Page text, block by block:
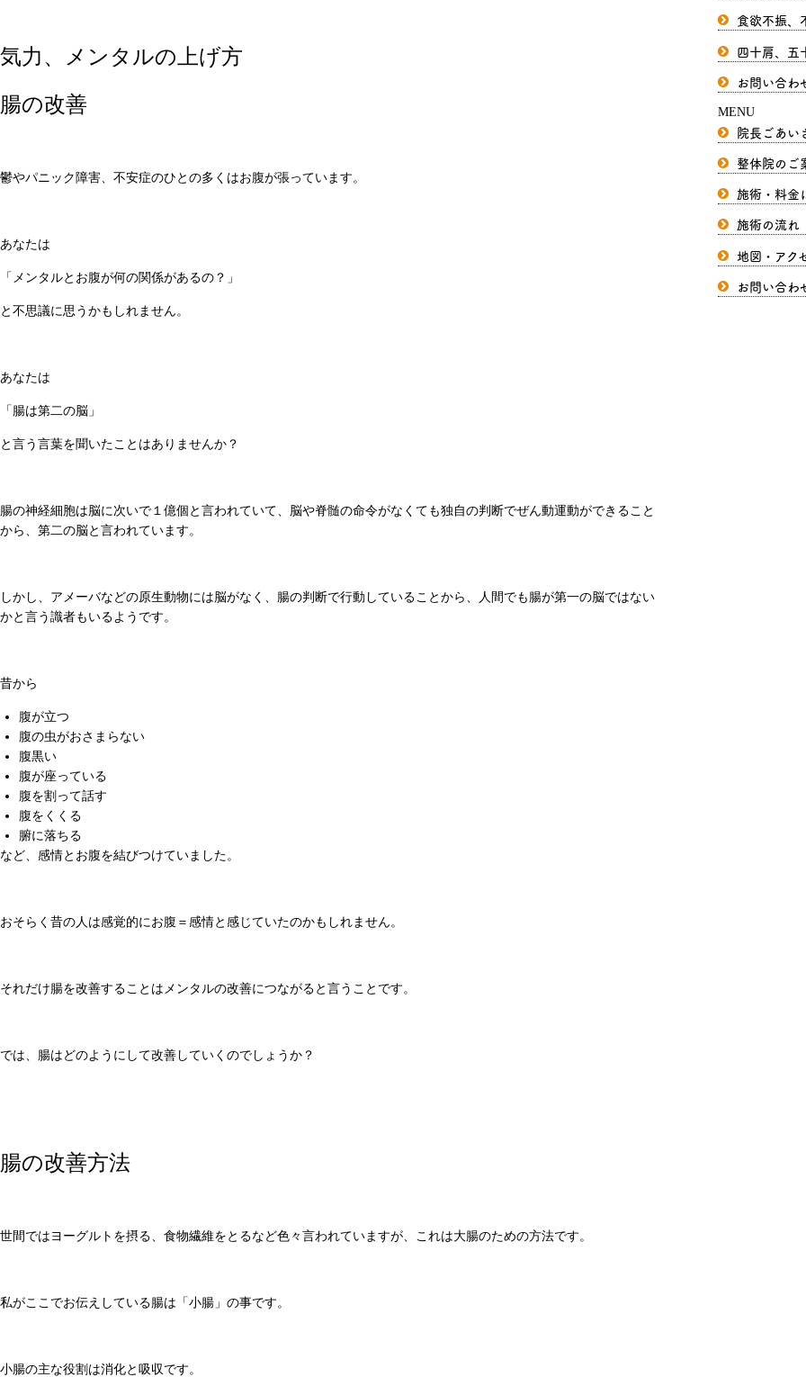
気力、メンタルの上げ方
腸の改善
鬱やパニック障害、不安症のひとの多くはお腹が張っています。
あなたは
「メンタルとお腹が何の関係があるの？」
と不思議に思うかもしれません。
あなたは
「腸は第二の脳」
と言う言葉を聞いたことはありませんか？
腸の神経細胞は脳に次いで１億個と言われていて、脳や脊髄の命令がなくても独自の判断でぜん動運動ができること
から、第二の脳と言われています。
しかし、アメーバなどの原生動物には脳がなく、腸の判断で行動していることから、人間でも腸が第一の脳ではない
かと言う識者もいるようです。
昔から
腹が立つ
腹の虫がおさまらない
腹黒い
腹が座っている
腹を割って話す
腹をくくる
腑に落ちる
など、感情とお腹を結びつけていました。
おそらく昔の人は感覚的にお腹＝感情と感じていたのかもしれません。
それだけ腸を改善することはメンタルの改善につながると言うことです。
では、腸はどのようにして改善していくのでしょうか？
腸の改善方法
世間ではヨーグルトを摂る、食物繊維をとるなど色々言われていますが、これは大腸のための方法です。
私がここでお伝えしている腸は「小腸」の事です。
小腸の主な役割は消化と吸収です。
食欲不振、
四十肩、五
お問い合わ
MENU
院長ごあい
整体院のご
施術・料金
施術の流れ
地図・アク
お問い合わ